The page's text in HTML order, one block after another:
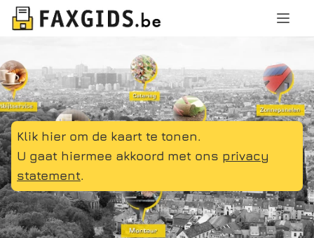
Klik hier om de kaart te tonen.
U gaat hiermee akkoord met ons privacy
statement.